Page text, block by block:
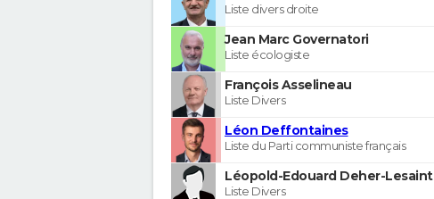
Liste divers droite
Jean Marc Governatori
Liste écologiste
François Asselineau
Liste Divers
Léon Deffontaines
Liste du Parti communiste français
Léopold-Edouard Deher-Lesaint
Liste Divers